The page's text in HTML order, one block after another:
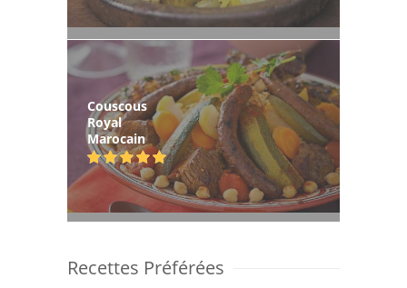
Couscous
Royal
Marocain
Recettes Préférées